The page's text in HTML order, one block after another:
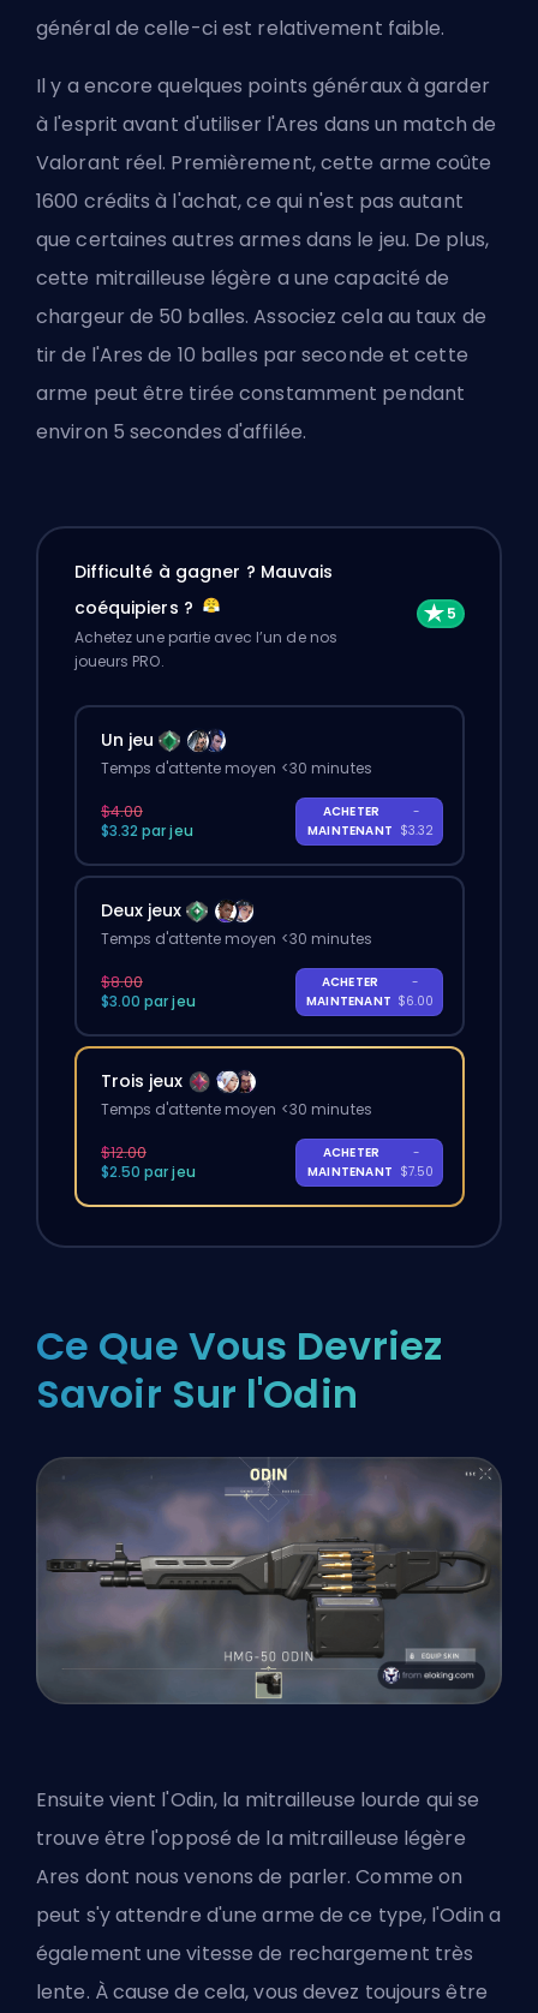
général de celle-ci est relativement faible.
Il y a encore quelques points généraux à garder
à l'esprit avant d'utiliser l'Ares dans un match de
Valorant réel. Premièrement, cette arme coûte
1600 crédits à l'achat, ce qui n'est pas autant
que certaines autres armes dans le jeu. De plus,
cette mitrailleuse légère a une capacité de
chargeur de 50 balles. Associez cela au taux de
tir de l'Ares de 10 balles par seconde et cette
arme peut être tirée constamment pendant
environ 5 secondes d'affilée.
Difficulté à gagner ? Mauvais
coéquipiers ?
Achetez une partie avec l’un de nos
joueurs PRO.
Un jeu
Temps d'attente moyen <30 minutes
$4.00
$3.32 par jeu
ACHETER
MAINTENANT
-
$3.32
Deux jeux
Temps d'attente moyen <30 minutes
$8.00
$3.00 par jeu
ACHETER
MAINTENANT
-
$6.00
Trois jeux
Temps d'attente moyen <30 minutes
$12.00
$2.50 par jeu
ACHETER
MAINTENANT
-
$7.50
Ce Que Vous Devriez
Savoir Sur l'Odin
Ensuite vient l'Odin, la mitrailleuse lourde qui se
trouve être l'opposé de la mitrailleuse légère
Ares dont nous venons de parler. Comme on
peut s'y attendre d'une arme de ce type, l'Odin a
également une vitesse de rechargement très
lente. À cause de cela, vous devez toujours être